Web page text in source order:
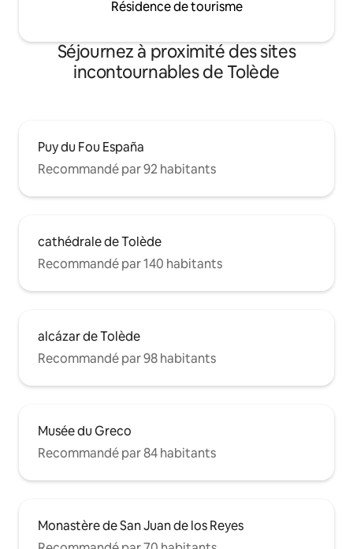
Résidence de tourisme
Séjournez à proximité des sites
incontournables de Tolède
Puy du Fou España
Recommandé par 92 habitants
cathédrale de Tolède
Recommandé par 140 habitants
alcázar de Tolède
Recommandé par 98 habitants
Musée du Greco
Recommandé par 84 habitants
Monastère de San Juan de los Reyes